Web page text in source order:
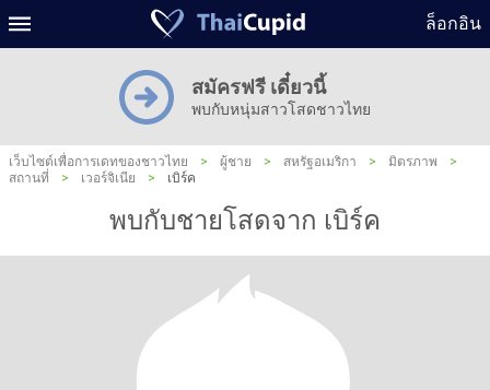
ล็อกอิน
สมัครฟรี เดี๋ยวนี้
พบกับหนุ่มสาวโสดชาวไทย
เว็บไซต์เพื่อการเดทของชาวไทย > ผู้ชาย > สหรัฐอเมริกา > มิตรภาพ
>
สถานที่
> เวอร์จิเนีย > เบิร์ค
พบกับชายโสดจาก เบิร์ค